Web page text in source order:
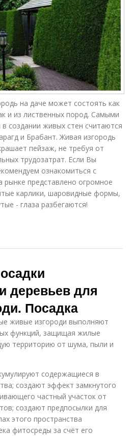
на даче может состоять как
и из лиственных пород. Самыми
создании живых стен считаются
и Брабант. Живая изгородь
пейзаж, не требуя от
трудозатрат. Если Вы
ознакомиться с
рынке представлено огромное
карлики, шаровидные формы,
- глаза разбегаются!
деревьев для
Посадка
живые изгороди выполняют
функций, защищая жилые
территорию от шума, пыли и
содержащиеся в
создают эффект замкнутого
частный участок от
создают предпосылки для
этого пространства
фитосреды за счёт его